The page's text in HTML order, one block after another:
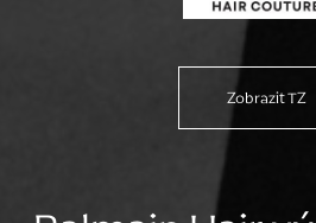
Zobrazit TZ